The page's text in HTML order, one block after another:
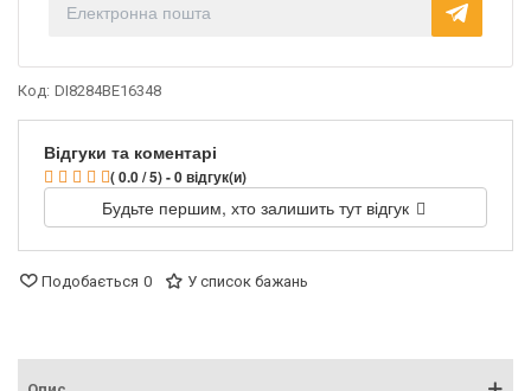
Код: DI8284BE16348
Відгуки та коментарі
( 0.0 / 5) - 0 відгук(и)
Будьте першим, хто залишить тут відгук
Подобається 0 У список бажань